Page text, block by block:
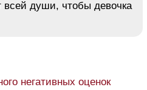
всей души, чтобы девочка
негативных оценок